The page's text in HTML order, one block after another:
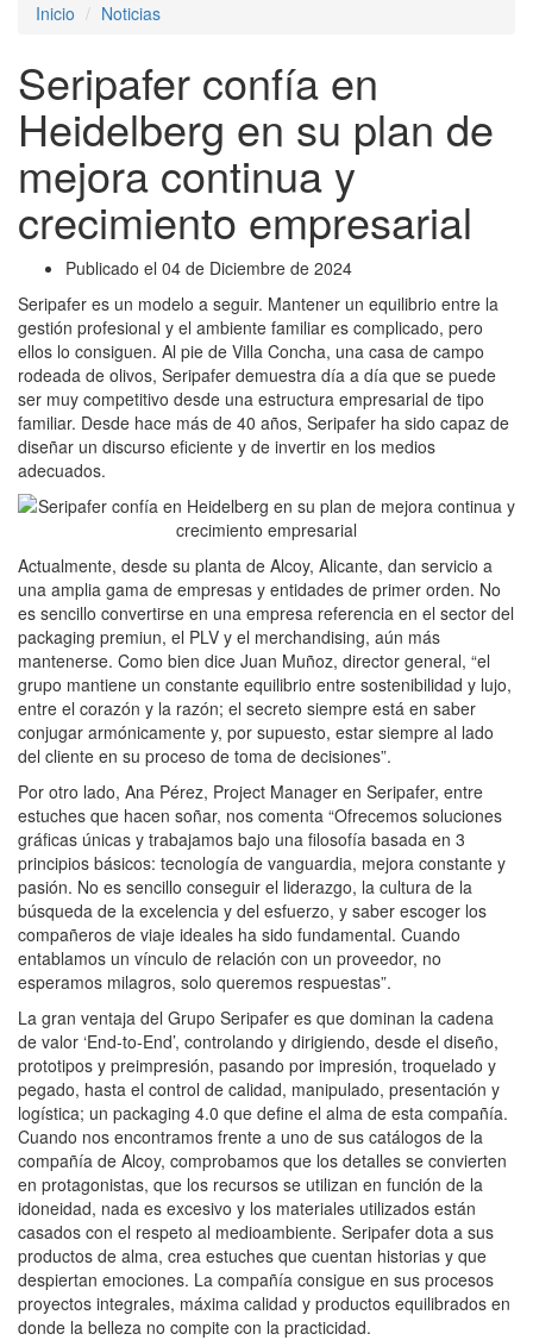
Inicio
Noticias
Seripafer confía en
Heidelberg en su plan de
mejora continua y
crecimiento empresarial
Publicado el 04 de Diciembre de 2024
Seripafer es un modelo a seguir. Mantener un equilibrio entre la
gestión profesional y el ambiente familiar es complicado, pero
ellos lo consiguen. Al pie de Villa Concha, una casa de campo
rodeada de olivos, Seripafer demuestra día a día que se puede
ser muy competitivo desde una estructura empresarial de tipo
familiar. Desde hace más de 40 años, Seripafer ha sido capaz de
diseñar un discurso eficiente y de invertir en los medios
adecuados.
Actualmente, desde su planta de Alcoy, Alicante, dan servicio a
una amplia gama de empresas y entidades de primer orden. No
es sencillo convertirse en una empresa referencia en el sector del
packaging premiun, el PLV y el merchandising, aún más
mantenerse. Como bien dice Juan Muñoz, director general, “el
grupo mantiene un constante equilibrio entre sostenibilidad y lujo,
entre el corazón y la razón; el secreto siempre está en saber
conjugar armónicamente y, por supuesto, estar siempre al lado
del cliente en su proceso de toma de decisiones”.
Por otro lado, Ana Pérez, Project Manager en Seripafer, entre
estuches que hacen soñar, nos comenta “Ofrecemos soluciones
gráficas únicas y trabajamos bajo una filosofía basada en 3
principios básicos: tecnología de vanguardia, mejora constante y
pasión. No es sencillo conseguir el liderazgo, la cultura de la
búsqueda de la excelencia y del esfuerzo, y saber escoger los
compañeros de viaje ideales ha sido fundamental. Cuando
entablamos un vínculo de relación con un proveedor, no
esperamos milagros, solo queremos respuestas”.
La gran ventaja del Grupo Seripafer es que dominan la cadena
de valor ‘End-to-End’, controlando y dirigiendo, desde el diseño,
prototipos y preimpresión, pasando por impresión, troquelado y
pegado, hasta el control de calidad, manipulado, presentación y
logística; un packaging 4.0 que define el alma de esta compañía.
Cuando nos encontramos frente a uno de sus catálogos de la
compañía de Alcoy, comprobamos que los detalles se convierten
en protagonistas, que los recursos se utilizan en función de la
idoneidad, nada es excesivo y los materiales utilizados están
casados con el respeto al medioambiente. Seripafer dota a sus
productos de alma, crea estuches que cuentan historias y que
despiertan emociones. La compañía consigue en sus procesos
proyectos integrales, máxima calidad y productos equilibrados en
donde la belleza no compite con la practicidad.